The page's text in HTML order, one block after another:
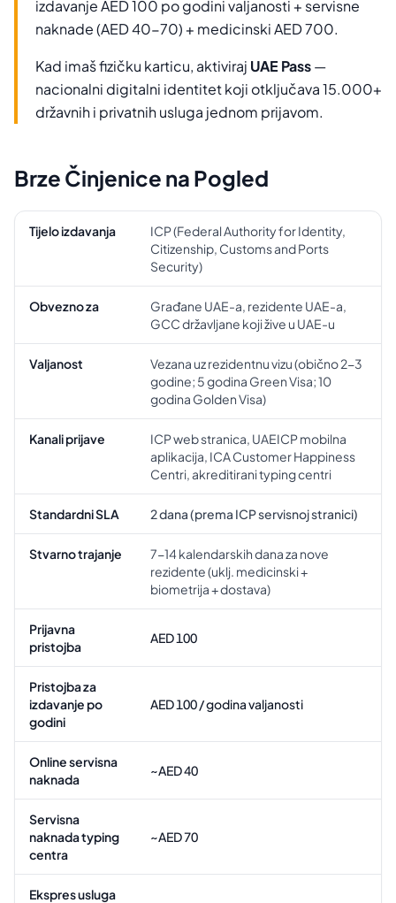
izdavanje AED 100 po godini valjanosti + servisne
naknade (AED 40-70) + medicinski AED 700.
Kad imaš fizičku karticu, aktiviraj UAE Pass—
nacionalni digitalni identitet koji otključava 15.000+
državnih i privatnih usluga jednom prijavom.
Brze Činjenice na Pogled
Tijelo izdavanja
ICP (Federal Authority for Identity,
Citizenship, Customs and Ports
Security)
Obvezno za
Građane UAE-a, rezidente UAE-a,
GCC državljane koji žive u UAE-u
Valjanost
Vezana uz rezidentnu vizu (obično 2-3
godine; 5 godina Green Visa; 10
godina Golden Visa)
Kanali prijave
ICP web stranica, UAEICP mobilna
aplikacija, ICA Customer Happiness
Centri, akreditirani typing centri
Standardni SLA 2 dana (prema ICP servisnoj stranici)
Stvarno trajanje
7-14 kalendarskih dana za nove
rezidente (uklj. medicinski +
biometrija + dostava)
Prijavna
pristojba
AED 100
Pristojba za
izdavanje po
godini
AED 100 / godina valjanosti
Online servisna
naknada
~AED 40
Servisna
naknada typing
centra
~AED 70
Ekspres usluga